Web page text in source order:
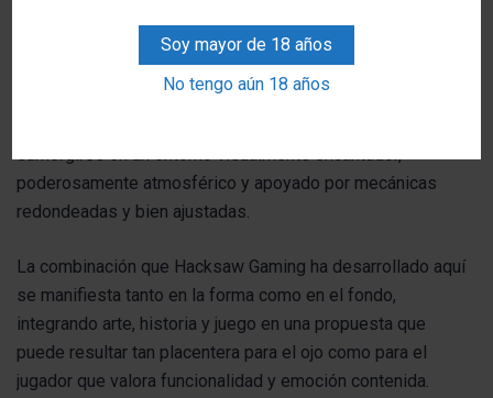
Soy mayor de 18 años
No tengo aún 18 años
múltiples enfoques, sumando razones para probarlo dentro
del catálogo del casino
LeoVegas.
sumergirse en un entorno visualmente encantador,
poderosamente atmosférico y apoyado por mecánicas
redondeadas y bien ajustadas.
La combinación que Hacksaw Gaming ha desarrollado aquí
se manifiesta tanto en la forma como en el fondo,
integrando arte, historia y juego en una propuesta que
puede resultar tan placentera para el ojo como para el
jugador que valora funcionalidad y emoción contenida.